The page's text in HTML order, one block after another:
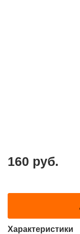
160 руб.
Характеристики